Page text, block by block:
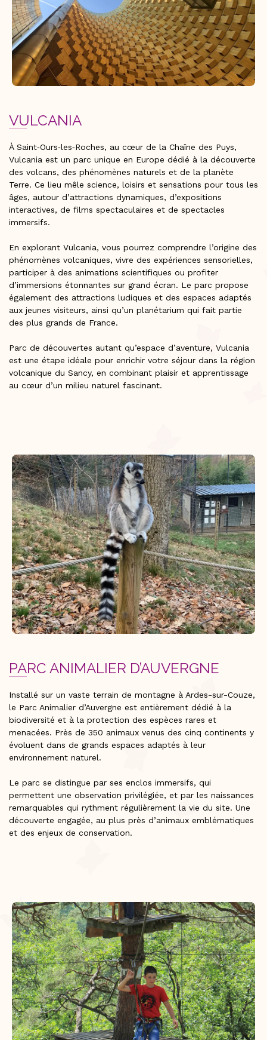
VULCANIA
À Saint‑Ours‑les‑Roches, au cœur de la Chaîne des Puys,
Vulcania est un parc unique en Europe dédié à la découverte
des volcans, des phénomènes naturels et de la planète
Terre. Ce lieu mêle science, loisirs et sensations pour tous les
âges, autour d’attractions dynamiques, d’expositions
interactives, de films spectaculaires et de spectacles
immersifs.
En explorant Vulcania, vous pourrez comprendre l’origine des
phénomènes volcaniques, vivre des expériences sensorielles,
participer à des animations scientifiques ou profiter
d’immersions étonnantes sur grand écran. Le parc propose
également des attractions ludiques et des espaces adaptés
aux jeunes visiteurs, ainsi qu’un planétarium qui fait partie
des plus grands de France.
Parc de découvertes autant qu’espace d’aventure, Vulcania
est une étape idéale pour enrichir votre séjour dans la région
volcanique du Sancy, en combinant plaisir et apprentissage
au cœur d’un milieu naturel fascinant.
PARC ANIMALIER D’AUVERGNE
Installé sur un vaste terrain de montagne à Ardes-sur-Couze,
le Parc Animalier d’Auvergne est entièrement dédié à la
biodiversité et à la protection des espèces rares et
menacées. Près de 350 animaux venus des cinq continents y
évoluent dans de grands espaces adaptés à leur
environnement naturel.
Le parc se distingue par ses enclos immersifs, qui
permettent une observation privilégiée, et par les naissances
remarquables qui rythment régulièrement la vie du site. Une
découverte engagée, au plus près d’animaux emblématiques
et des enjeux de conservation.